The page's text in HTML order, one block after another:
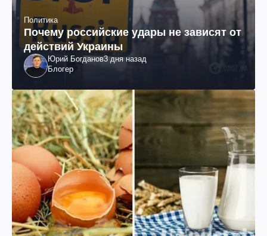
Политика
Почему российские удары не зависят от
действий Украины
Юрий Богданов3 дня назад
Блогер